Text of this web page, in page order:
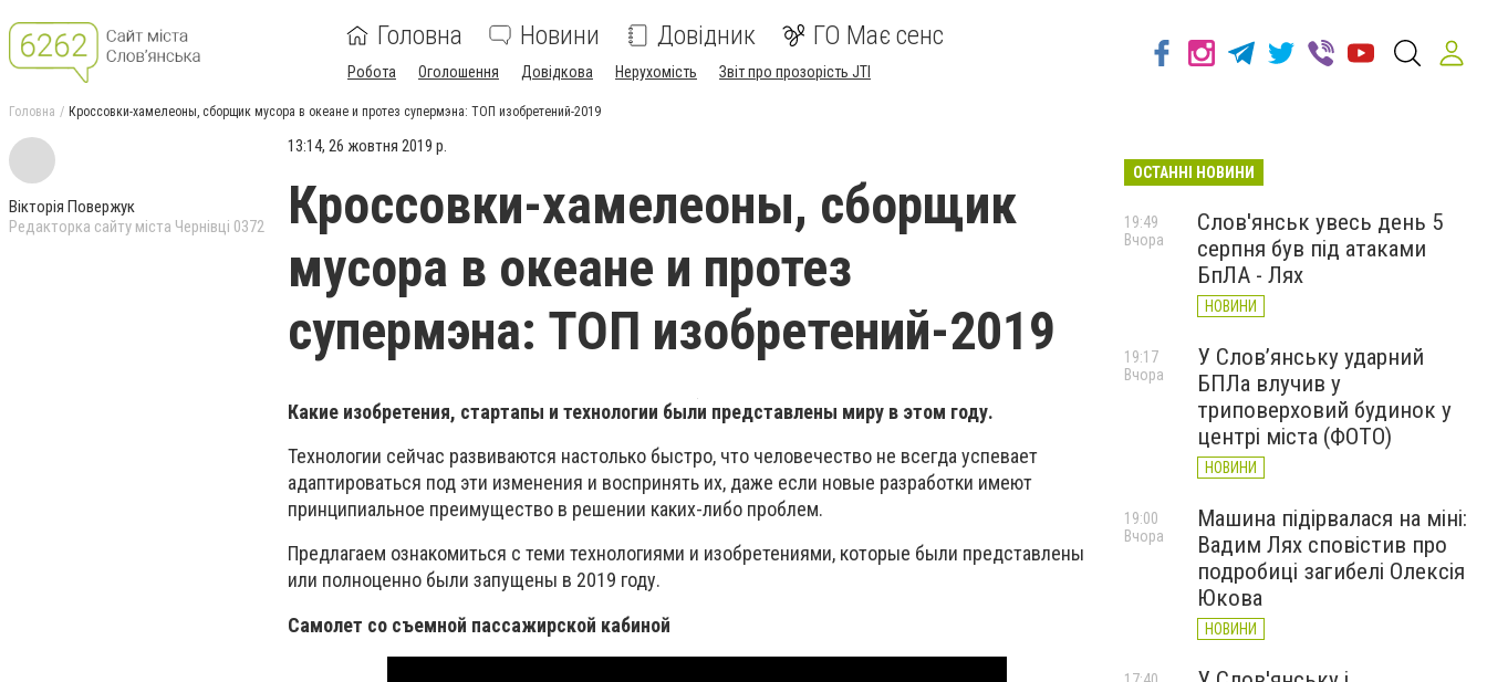
Головна Новини Довідник ГО Має сенс
Робота Оголошення Довідкова Нерухомість Звіт про прозорість JTI
Головна Кроссовки-хамелеоны, сборщик мусора в океане и протез супермэна: ТОП изобретений-2019
Вікторія Повержук
Редакторка сайту міста Чернівці 0372
13:14, 26 жовтня 2019 р.
Кроссовки-хамелеоны, сборщик
мусора в океане и протез
супермэна: ТОП изобретений-2019
Какие изобретения, стартапы и технологии были представлены миру в этом году.
Технологии сейчас развиваются настолько быстро, что человечество не всегда успевает
адаптироваться под эти изменения и воспринять их, даже если новые разработки имеют
принципиальное преимущество в решении каких-либо проблем.
Предлагаем ознакомиться с теми технологиями и изобретениями, которые были представлены
или полноценно были запущены в 2019 году.
Самолет со съемной пассажирской кабиной
ОСТАННІ НОВИНИ
Слов'янськ увесь день 5
серпня був під атаками
БпЛА - Лях
НОВИНИ
19:49
Вчора
У Слов’янську ударний
БПЛа влучив у
триповерховий будинок у
центрі міста (ФОТО)
НОВИНИ
19:17
Вчора
Машина підірвалася на міні:
Вадим Лях сповістив про
подробиці загибелі Олексія
Юкова
НОВИНИ
19:00
Вчора